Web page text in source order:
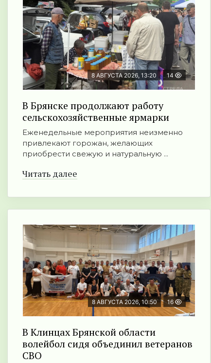
8 АВГУСТА 2026, 13:20 14
В Брянске продолжают работу
сельскохозяйственные ярмарки
Еженедельные мероприятия неизменно
привлекают горожан, желающих
приобрести свежую и натуральную ...
Читать далее
8 АВГУСТА 2026, 10:50 16
В Клинцах Брянской области
волейбол сидя объединил ветеранов
СВО